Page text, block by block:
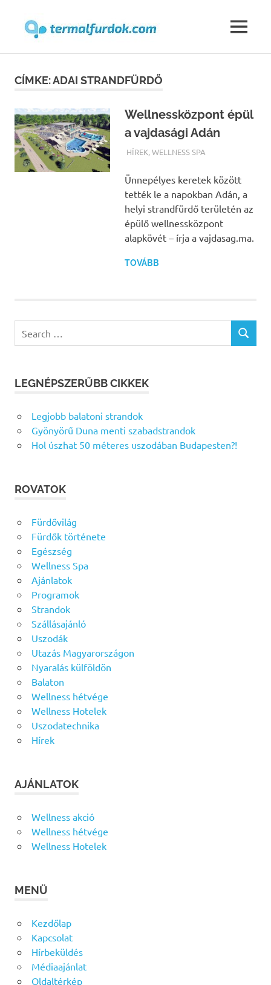
MENU
CÍMKE:ADAI STRANDFÜRDŐ
Wellnessközpont épül
a vajdasági Adán
TERMALFURDOK.COM
HÍREK,WELLNESS SPA
Ünnepélyes keretek között
tették le a napokban Adán, a
helyi strandfürdő területén az
épülő wellnessközpont
alapkövét – írja a vajdasag.ma.
TOVÁBB
for:
SEARCH
LEGNÉPSZERŰBB CIKKEK
Legjobb balatoni strandok
Gyönyörű Duna menti szabadstrandok
Hol úszhat 50 méteres uszodában Budapesten?!
ROVATOK
Fürdővilág
Fürdők története
Egészség
Wellness Spa
Ajánlatok
Programok
Strandok
Szállásajánló
Uszodák
Utazás Magyarországon
Nyaralás külföldön
Balaton
Wellness hétvége
Wellness Hotelek
Uszodatechnika
Hírek
AJÁNLATOK
Wellness akció
Wellness hétvége
Wellness Hotelek
MENÜ
Kezdőlap
Kapcsolat
Hírbeküldés
Médiaajánlat
Oldaltérkép